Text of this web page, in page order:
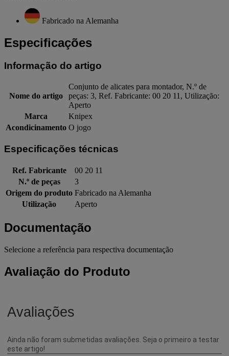
Fabricado na Alemanha
Especificações
Informação do artigo
Nome do artigo
Conjunto de alicates para montador, N.º de
peças: 3, Ref. Fabricante: 00 20 11, Utilização:
Aperto
Marca
Knipex
Acondicinamento O jogo
Especificações técnicas
Ref. Fabricante
00 20 11
N.º de peças
3
Origem do produto Fabricado na Alemanha
Utilização
Aperto
Documentação
Selecione a referência para respectiva documentação
Avaliação do Produto